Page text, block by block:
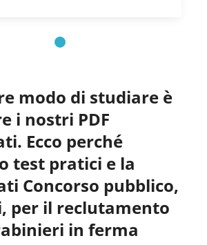
modo di studiare è
i nostri PDF
Ecco perché
test pratici e la
Concorso pubblico,
per il reclutamento
in ferma